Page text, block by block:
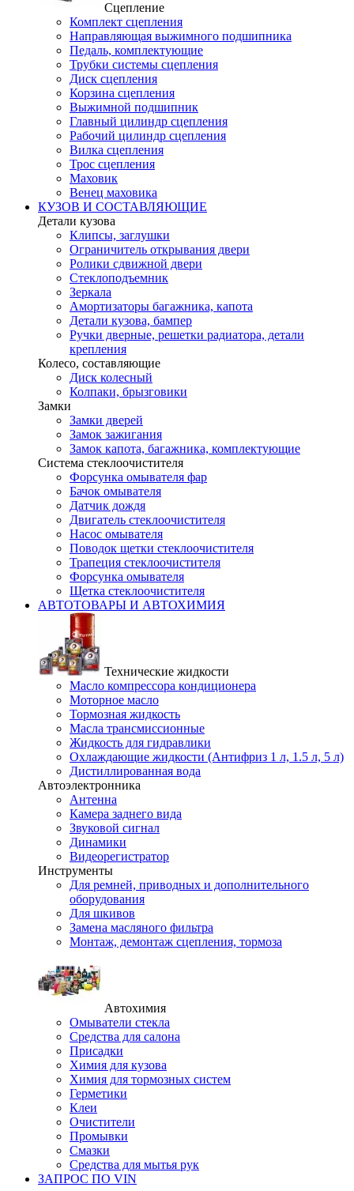
Сцепление
Комплект сцепления
Направляющая выжимного подшипника
Педаль, комплектующие
Трубки системы сцепления
Диск сцепления
Корзина сцепления
Выжимной подшипник
Главный цилиндр сцепления
Рабочий цилиндр сцепления
Вилка сцепления
Трос сцепления
Маховик
Венец маховика
КУЗОВ И СОСТАВЛЯЮЩИЕ
Детали кузова
Клипсы, заглушки
Ограничитель открывания двери
Ролики сдвижной двери
Стеклоподъемник
Зеркала
Амортизаторы багажника, капота
Детали кузова, бампер
Ручки дверные, решетки радиатора, детали
крепления
Колесо, составляющие
Диск колесный
Колпаки, брызговики
Замки
Замки дверей
Замок зажигания
Замок капота, багажника, комплектующие
Система стеклоочистителя
Форсунка омывателя фар
Бачок омывателя
Датчик дождя
Двигатель стеклоочистителя
Насос омывателя
Поводок щетки стеклоочистителя
Трапеция стеклоочистителя
Форсунка омывателя
Щетка стеклоочистителя
АВТОТОВАРЫ И АВТОХИМИЯ
Технические жидкости
Масло компрессора кондиционера
Моторное масло
Тормозная жидкость
Масла трансмиссионные
Жидкость для гидравлики
Охлаждающие жидкости (Антифриз 1 л, 1.5 л, 5 л)
Дистиллированная вода
Автоэлектронника
Антенна
Камера заднего вида
Звуковой сигнал
Динамики
Видеорегистратор
Инструменты
Для ремней, приводных и дополнительного
оборудования
Для шкивов
Замена масляного фильтра
Монтаж, демонтаж сцепления, тормоза
Автохимия
Омыватели стекла
Средства для салона
Присадки
Химия для кузова
Химия для тормозных систем
Герметики
Клеи
Очистители
Промывки
Смазки
Средства для мытья рук
ЗАПРОС ПО VIN